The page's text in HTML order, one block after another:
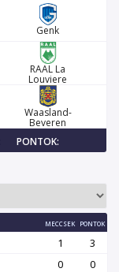
Genk
RAAL La
Louviere
Waasland-
Beveren
PONTOK:
MECCSEK PONTOK
1
3
0
0